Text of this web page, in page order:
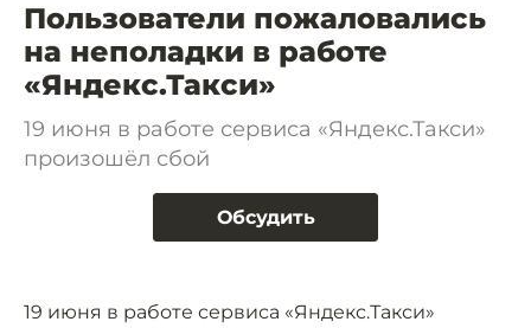
Пользователи пожаловались
на неполадки в работе
«Яндекс.Такси»
19 июня в работе сервиса «Яндекс.Такси»
произошёл сбой
Обсудить
19 июня в работе сервиса «Яндекс.Такси»